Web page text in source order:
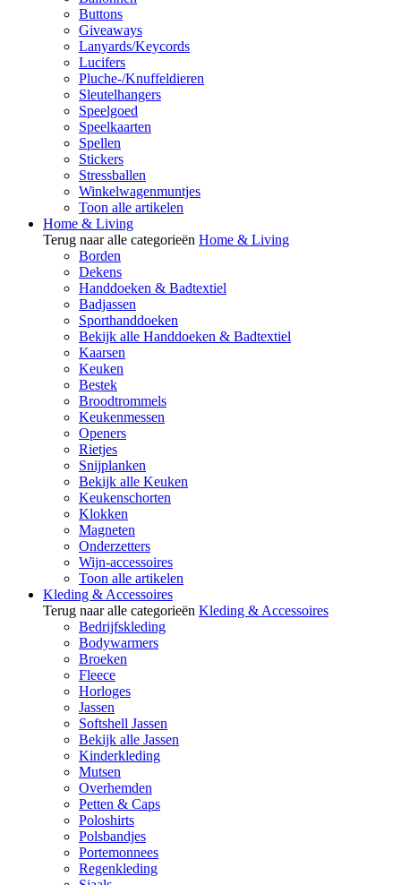
Buttons
Giveaways
Lanyards/Keycords
Lucifers
Pluche-/Knuffeldieren
Sleutelhangers
Speelgoed
Speelkaarten
Spellen
Stickers
Stressballen
Winkelwagenmuntjes
Toon alle artikelen
Home & Living
Terug naar alle categorieën Home & Living
Borden
Dekens
Handdoeken & Badtextiel
Badjassen
Sporthanddoeken
Bekijk alle Handdoeken & Badtextiel
Kaarsen
Keuken
Bestek
Broodtrommels
Keukenmessen
Openers
Rietjes
Snijplanken
Bekijk alle Keuken
Keukenschorten
Klokken
Magneten
Onderzetters
Wijn-accessoires
Toon alle artikelen
Kleding & Accessoires
Terug naar alle categorieën Kleding & Accessoires
Bedrijfskleding
Bodywarmers
Broeken
Fleece
Horloges
Jassen
Softshell Jassen
Bekijk alle Jassen
Kinderkleding
Mutsen
Overhemden
Petten & Caps
Poloshirts
Polsbandjes
Portemonnees
Regenkleding